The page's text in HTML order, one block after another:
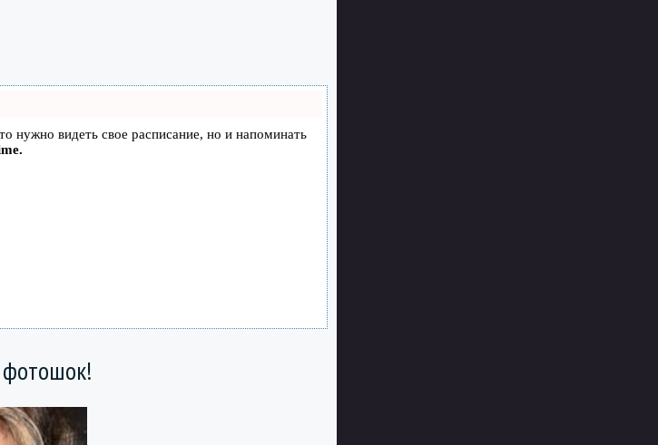
нужно видеть свое расписание, но и напоминать
фотошок!